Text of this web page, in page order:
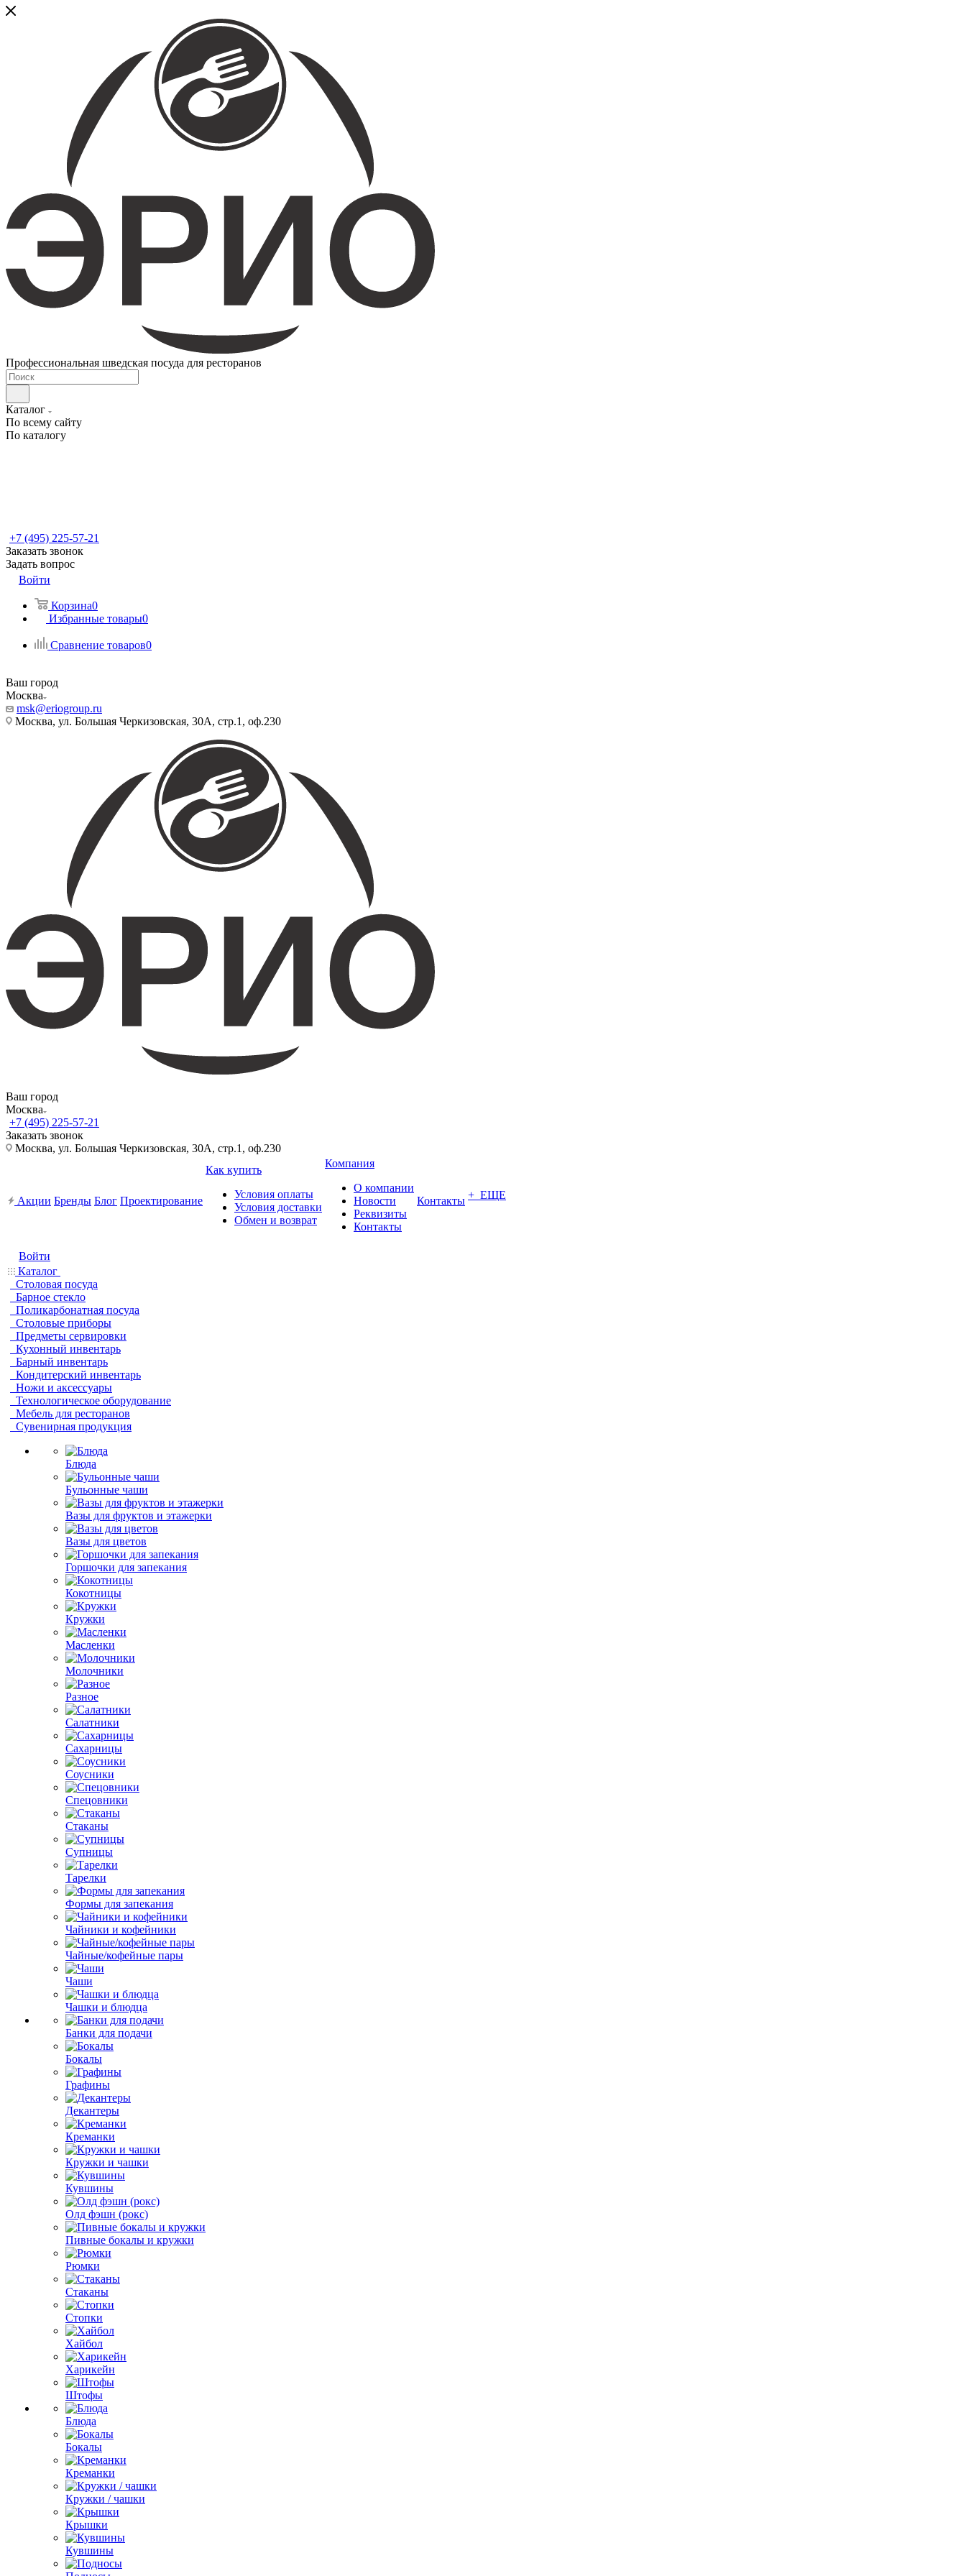
Профессиональная шведская посуда для ресторанов
Каталог
По всему сайту
По каталогу
+7 (495) 225-57-21
Заказать звонок
Задать вопрос
Войти
Корзина0
Избранные товары0
Сравнение товаров0
Ваш город
Москва
msk@eriogroup.ru
Москва, ул. Большая Черкизовская, 30А, стр.1, оф.230
Ваш город
Москва
+7 (495) 225-57-21
Заказать звонок
Москва, ул. Большая Черкизовская, 30А, стр.1, оф.230
Акции Бренды Блог Проектирование
Как купить
Условия оплаты
Условия доставки
Обмен и возврат
Компания
О компании
Новости
Реквизиты
Контакты
Контакты + ЕЩЕ
Войти
Каталог
Столовая посуда
Барное стекло
Поликарбонатная посуда
Столовые приборы
Предметы сервировки
Кухонный инвентарь
Барный инвентарь
Кондитерский инвентарь
Ножи и аксессуары
Технологическое оборудование
Мебель для ресторанов
Сувенирная продукция
Блюда
Бульонные чаши
Вазы для фруктов и этажерки
Вазы для цветов
Горшочки для запекания
Кокотницы
Кружки
Масленки
Молочники
Разное
Салатники
Сахарницы
Соусники
Спецовники
Стаканы
Супницы
Тарелки
Формы для запекания
Чайники и кофейники
Чайные/кофейные пары
Чаши
Чашки и блюдца
Банки для подачи
Бокалы
Графины
Декантеры
Креманки
Кружки и чашки
Кувшины
Олд фэшн (рокс)
Пивные бокалы и кружки
Рюмки
Стаканы
Стопки
Хайбол
Харикейн
Штофы
Блюда
Бокалы
Креманки
Кружки / чашки
Крышки
Кувшины